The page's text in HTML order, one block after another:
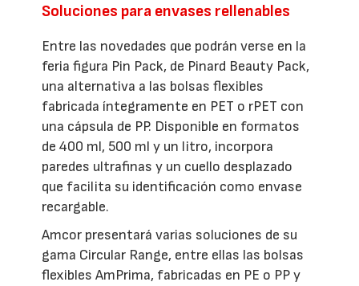
Soluciones para envases rellenables
Entre las novedades que podrán verse en la
feria figura Pin Pack, de Pinard Beauty Pack,
una alternativa a las bolsas flexibles
fabricada íntegramente en PET o rPET con
una cápsula de PP. Disponible en formatos
de 400 ml, 500 ml y un litro, incorpora
paredes ultrafinas y un cuello desplazado
que facilita su identificación como envase
recargable.
Amcor presentará varias soluciones de su
gama Circular Range, entre ellas las bolsas
flexibles AmPrima, fabricadas en PE o PP y